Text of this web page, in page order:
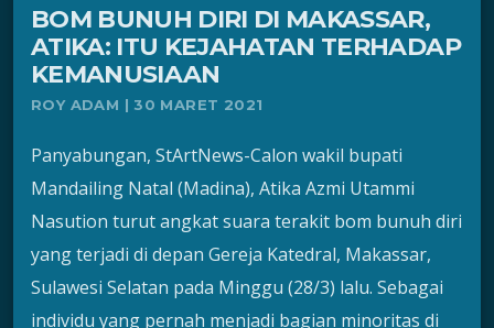
BOM BUNUH DIRI DI MAKASSAR,
ATIKA: ITU KEJAHATAN TERHADAP
KEMANUSIAAN
ROY ADAM | 30 MARET 2021
Panyabungan, StArtNews-Calon wakil bupati
Mandailing Natal (Madina), Atika Azmi Utammi
Nasution turut angkat suara terakit bom bunuh diri
yang terjadi di depan Gereja Katedral, Makassar,
Sulawesi Selatan pada Minggu (28/3) lalu. Sebagai
individu yang pernah menjadi bagian minoritas di